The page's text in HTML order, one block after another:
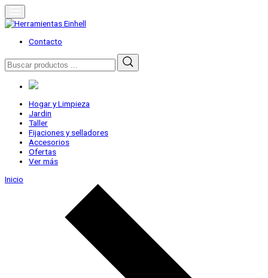
Skip
to
content
Herramientas Einhell
Distribuidor Oficial
Contacto
Buscar
por:
Hogar y Limpieza
Jardin
Taller
Fijaciones y selladores
Accesorios
Ofertas
Ver más
Inicio